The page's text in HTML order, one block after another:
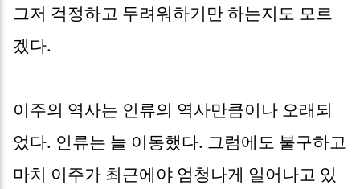
그저 걱정하고 두려워하기만 하는지도 모르
겠다.
이주의 역사는 인류의 역사만큼이나 오래되
었다. 인류는 늘 이동했다. 그럼에도 불구하고
마치 이주가 최근에야 엄청나게 일어나고 있